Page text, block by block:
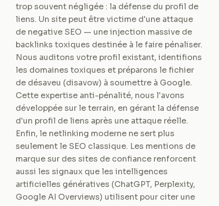
trop souvent négligée : la défense du profil de
liens. Un site peut être victime d'une attaque
de negative SEO — une injection massive de
backlinks toxiques destinée à le faire pénaliser.
Nous auditons votre profil existant, identifions
les domaines toxiques et préparons le fichier
de désaveu (disavow) à soumettre à Google.
Cette expertise anti-pénalité, nous l'avons
développée sur le terrain, en gérant la défense
d'un profil de liens après une attaque réelle.
Enfin, le netlinking moderne ne sert plus
seulement le SEO classique. Les mentions de
marque sur des sites de confiance renforcent
aussi les signaux que les intelligences
artificielles génératives (ChatGPT, Perplexity,
Google AI Overviews) utilisent pour citer une